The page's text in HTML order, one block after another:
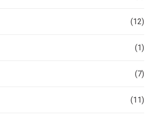
(12)
(1)
(7)
(11)